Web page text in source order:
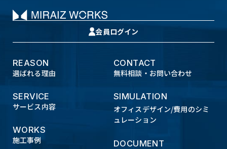
会員ログイン
REASON
選ばれる理由
SERVICE
サービス内容
WORKS
施工事例
CONTACT
無料相談・お問い合わせ
SIMULATION
オフィスデザイン/費用のシミ
ュレーション
DOCUMENT